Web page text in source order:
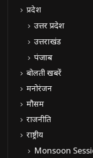
प्रदेश
उत्तर प्रदेश
उत्तराखंड
पंजाब
बोलती खबरें
मनोरंजन
मौसम
राजनीति
राष्ट्रीय
Monsoon